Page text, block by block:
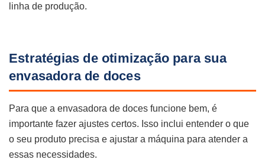
linha de produção.
Estratégias de otimização para sua
envasadora de doces
Para que a envasadora de doces funcione bem, é
importante fazer ajustes certos. Isso inclui entender o que
o seu produto precisa e ajustar a máquina para atender a
essas necessidades.